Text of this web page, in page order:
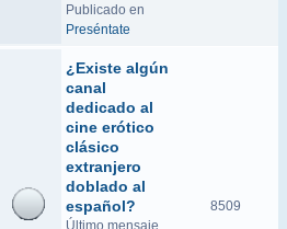
Publicado en
Preséntate
¿Existe algún
canal
dedicado al
cine erótico
clásico
extranjero
doblado al
español?
Último mensaje
8509